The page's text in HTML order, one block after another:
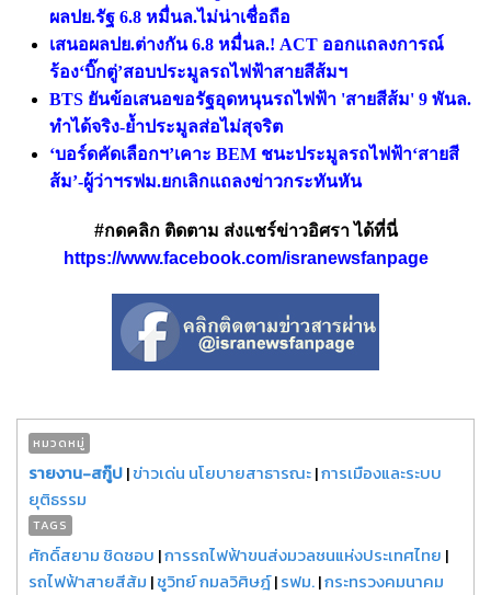
ผลปย.รัฐ 6.8 หมื่นล.ไม่น่าเชื่อถือ
เสนอผลปย.ต่างกัน 6.8 หมื่นล.! ACT ออกแถลงการณ์
ร้อง‘บิ๊กตู่’สอบประมูลรถไฟฟ้าสายสีส้มฯ
BTS ยันข้อเสนอขอรัฐอุดหนุนรถไฟฟ้า 'สายสีส้ม' 9 พันล.
ทำได้จริง-ย้ำประมูลส่อไม่สุจริต
‘บอร์ดคัดเลือกฯ’เคาะ BEM ชนะประมูลรถไฟฟ้า‘สายสี
ส้ม’-ผู้ว่าฯรฟม.ยกเลิกแถลงข่าวกระทันหัน
#กดคลิก ติดตาม ส่งแชร์ข่าวอิศรา ได้ที่นี่
https://www.facebook.com/isranewsfanpage
หมวดหมู่
รายงาน-สกู๊ป|ข่าวเด่น นโยบายสาธารณะ|การเมืองและระบบ
ยุติธรรม
TAGS
ศักดิ์สยาม ชิดชอบ |การรถไฟฟ้าขนส่งมวลชนแห่งประเทศไทย |
รถไฟฟ้าสายสีส้ม |ชูวิทย์ กมลวิศิษฎ์|รฟม.|กระทรวงคมนาคม